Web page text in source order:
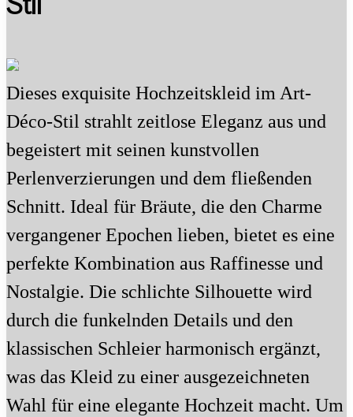
Dieses exquisite Hochzeitskleid im Art-
Déco-Stil strahlt zeitlose Eleganz aus und
begeistert mit seinen kunstvollen
Perlenverzierungen und dem fließenden
Schnitt. Ideal für Bräute, die den Charme
vergangener Epochen lieben, bietet es eine
perfekte Kombination aus Raffinesse und
Nostalgie. Die schlichte Silhouette wird
durch die funkelnden Details und den
klassischen Schleier harmonisch ergänzt,
was das Kleid zu einer ausgezeichneten
Wahl für eine elegante Hochzeit macht. Um